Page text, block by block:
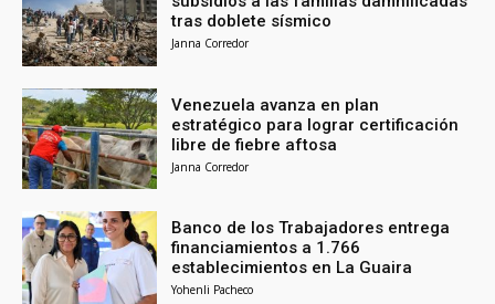
tras doblete sísmico
Janna Corredor
Venezuela avanza en plan
estratégico para lograr certificación
libre de fiebre aftosa
Janna Corredor
Banco de los Trabajadores entrega
financiamientos a 1.766
establecimientos en La Guaira
Yohenli Pacheco